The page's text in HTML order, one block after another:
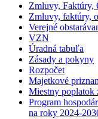
Zmluvy, Faktúry,
Zmluvy, faktúry,
Verejné
VZN
Úradná tabuľa
Zásady a pokyny
Rozpočet
Majetkové
Miestny poplatok
Program
na roky 2024-